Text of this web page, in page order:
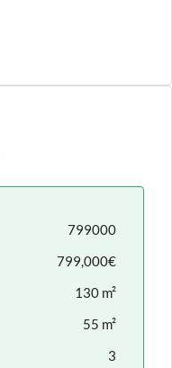
799000
799,000€
130 m²
55 m²
3